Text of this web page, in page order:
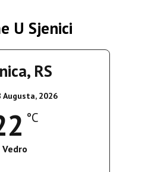
U Sjenici
RS
Augusta, 2026
°C
Vedro